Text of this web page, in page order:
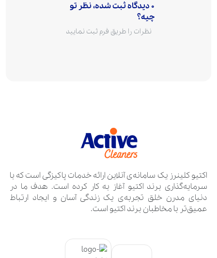
0 دیدگاه ثبت شده، نظر تو
چیه؟
نظرات را طریق فرم ثبت نمایید
اکتیو کلینرز یک سامانه‌ی آنلاین ارائه خدمات پاکیزگی است که با
سرمایه‌گذاری برند اکتیو آغاز به کار کرده است. هدف ما در
دنیای مدرن خلق تجربه‌ی یک زندگی آسان و ایجاد ارتباط
عمیق‌تر با مخاطبان برند اکتیو است.